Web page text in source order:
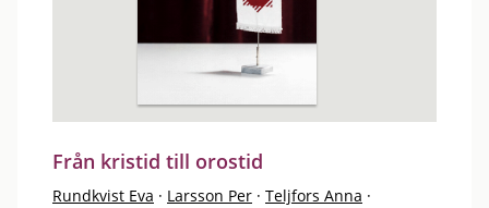
Från kristid till orostid
Rundkvist Eva · Larsson Per · Teljfors Anna ·